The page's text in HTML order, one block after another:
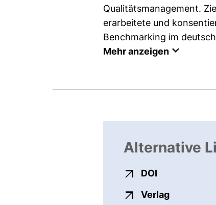
Qualitätsmanagement.
erarbeitete und
Benchmarking im
Mehr anzeigen
Alternative
DOI
Verlagexterner